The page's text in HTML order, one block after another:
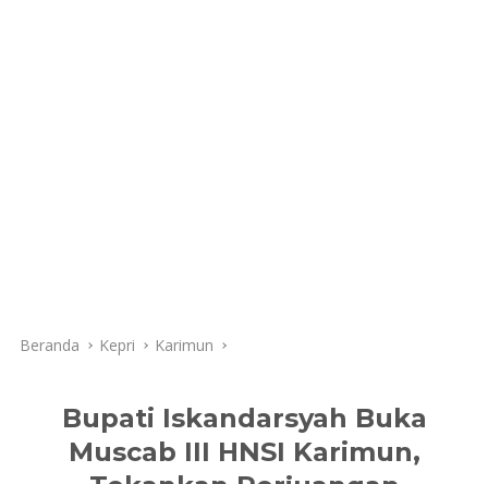
Beranda Kepri Karimun
Bupati Iskandarsyah Buka
Muscab III HNSI Karimun,